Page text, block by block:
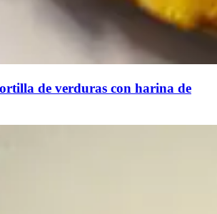
de verduras con harina de